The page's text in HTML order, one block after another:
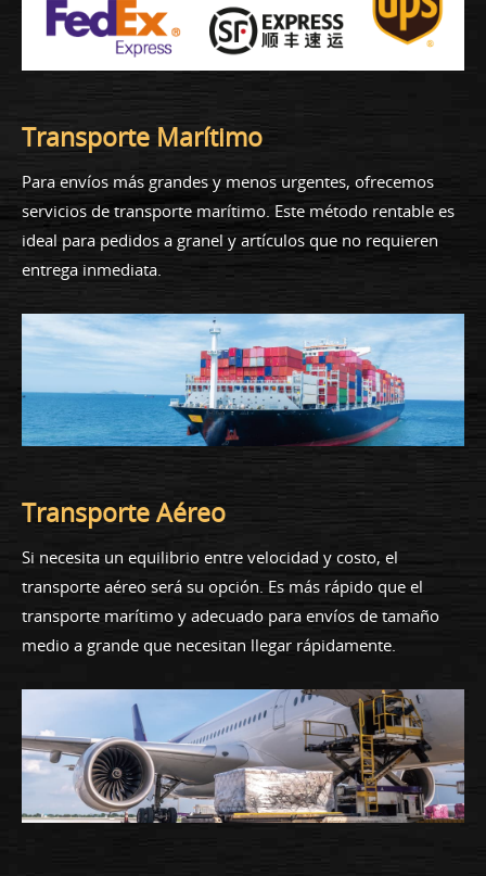
Transporte Marítimo
Para envíos más grandes y menos urgentes, ofrecemos
servicios de transporte marítimo. Este método rentable es
ideal para pedidos a granel y artículos que no requieren
entrega inmediata.
Transporte Aéreo
Si necesita un equilibrio entre velocidad y costo, el
transporte aéreo será su opción. Es más rápido que el
transporte marítimo y adecuado para envíos de tamaño
medio a grande que necesitan llegar rápidamente.